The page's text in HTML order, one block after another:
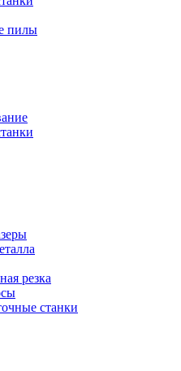
пилы
резка
станки